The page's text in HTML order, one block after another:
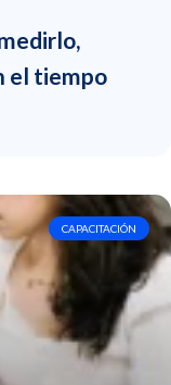
el tiempo
CAPACITACIÓN